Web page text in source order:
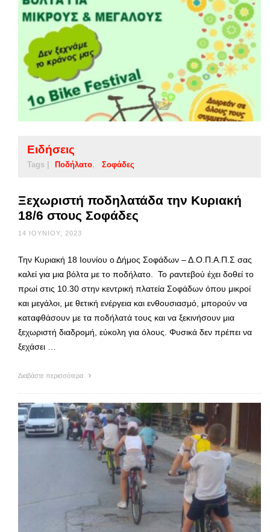
Ειδήσεις
Tags | Ποδήλατο Σοφάδες
Ξεχωριστή ποδηλατάδα την Κυριακή
18/6 στους Σοφάδες
14 ΙΟΥΝΊΟΥ, 2023
Την Κυριακή 18 Ιουνίου ο Δήμος Σοφάδων – Δ.Ο.Π.Α.Π.Σ σας
καλεί για μια βόλτα με το ποδήλατο. Το ραντεβού έχει δοθεί το
πρωί στις 10.30 στην κεντρική πλατεία Σοφάδων όπου μικροί
και μεγάλοι, με θετική ενέργεια και ενθουσιασμό, μπορούν να
καταφθάσουν με τα ποδήλατά τους και να ξεκινήσουν μια
ξεχωριστή διαδρομή, εύκολη για όλους. Φυσικά δεν πρέπει να
ξεχάσει …
Διαβάστε περισσότερα